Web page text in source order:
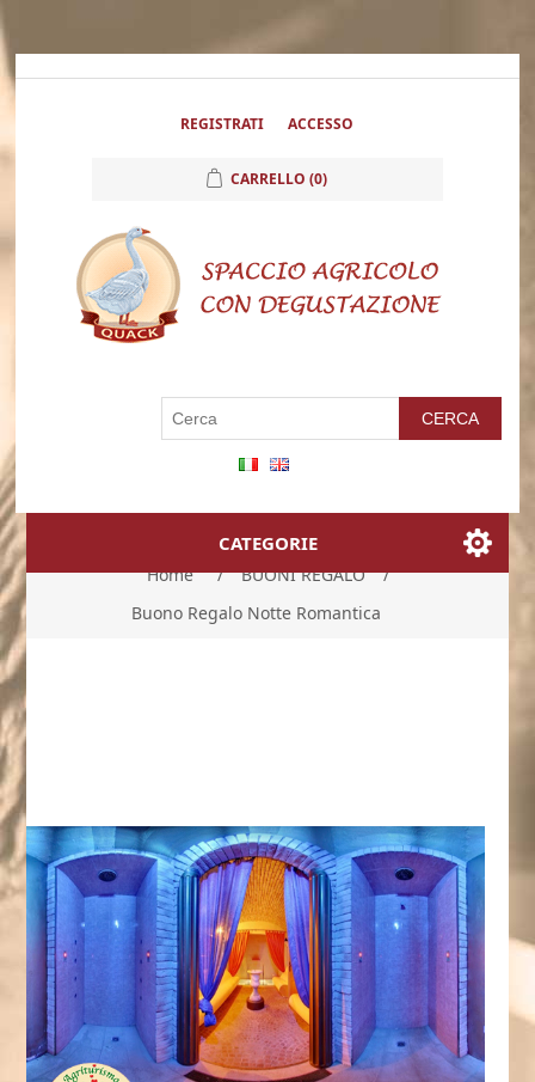
REGISTRATI ACCESSO
CARRELLO (0)
CATEGORIE
Home / BUONI REGALO
/
Buono Regalo Notte Romantica